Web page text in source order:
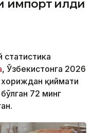
импорт қилди
, Ўзбекистонга 2026
қиймати
72 минг